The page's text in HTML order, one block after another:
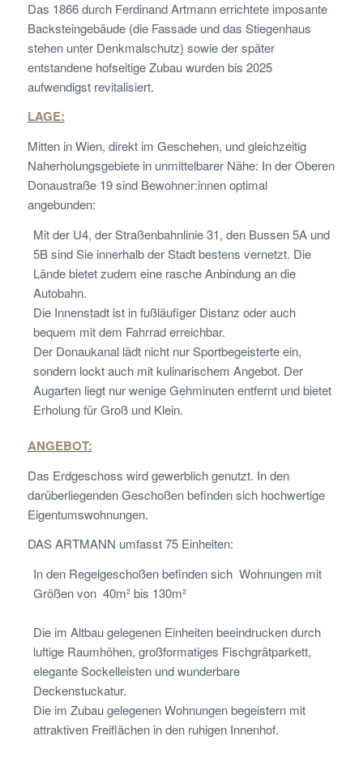
Das 1866 durch Ferdinand Artmann errichtete imposante
Backsteingebäude (die Fassade und das Stiegenhaus
stehen unter Denkmalschutz) sowie der später
entstandene hofseitige Zubau wurden bis 2025
aufwendigst revitalisiert.
LAGE:
Mitten in Wien, direkt im Geschehen, und gleichzeitig
Naherholungsgebiete in unmittelbarer Nähe: In der Oberen
Donaustraße 19 sind Bewohner:innen optimal
angebunden:
Mit der U4, der Straßenbahnlinie 31, den Bussen 5A und
5B sind Sie innerhalb der Stadt bestens vernetzt. Die
Lände bietet zudem eine rasche Anbindung an die
Autobahn.
Die Innenstadt ist in fußläufiger Distanz oder auch
bequem mit dem Fahrrad erreichbar.
Der Donaukanal lädt nicht nur Sportbegeisterte ein,
sondern lockt auch mit kulinarischem Angebot. Der
Augarten liegt nur wenige Gehminuten entfernt und bietet
Erholung für Groß und Klein.
ANGEBOT:
Das Erdgeschoss wird gewerblich genutzt. In den
darüberliegenden Geschoßen befinden sich hochwertige
Eigentumswohnungen.
DAS ARTMANN umfasst 75 Einheiten:
In den Regelgeschoßen befinden sich Wohnungen mit
Größen von 40m² bis 130m²
Die im Altbau gelegenen Einheiten beeindrucken durch
luftige Raumhöhen, großformatiges Fischgrätparkett,
elegante Sockelleisten und wunderbare
Deckenstuckatur.
Die im Zubau gelegenen Wohnungen begeistern mit
attraktiven Freiflächen in den ruhigen Innenhof.